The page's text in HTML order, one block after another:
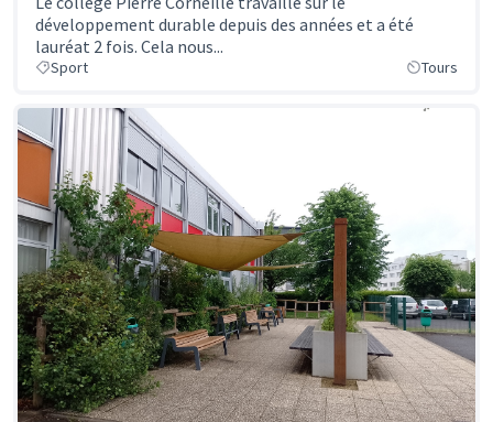
développement durable depuis des années et a été
lauréat 2 fois. Cela nous...
Sport Tours